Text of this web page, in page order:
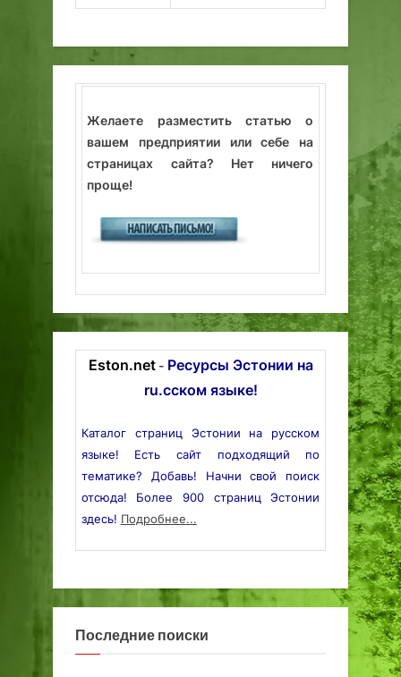
Желаете разместить статью о
вашем предприятии или себе на
страницах сайта? Нет ничего
проще!
Eston.net- Ресурсы Эстонии на
ru.сском языке!
Каталог страниц Эстонии на русском
языке! Есть сайт подходящий по
тематике? Добавь! Начни свой поиск
отсюда! Более 900 страниц Эстонии
здесь! Подробнее...
Последние поиски